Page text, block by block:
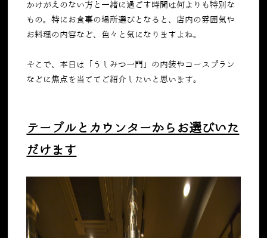
かけがえのない方と一緒に過ごす時間は何よりも特別な
もの。特にお食事の場所選びとなると、店内の雰囲気や
お料理の内容など、色々と気になりますよね。
そこで、本日は「うしみつ一門」の内装やコースプラン
などに焦点を当ててご紹介したいと思います。
テーブルとカウンターからお選びいた
だけます